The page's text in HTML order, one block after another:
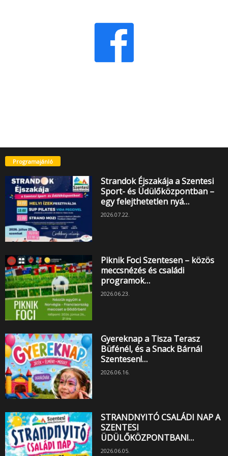
Programajánló
Strandok Éjszakája a Szentesi
Sport- és Üdülőközpontban –
egy felejthetetlen nyá…
2026.07.22.
Piknik Foci Szentesen – közös
meccsnézés és családi
programok…
2026.06.23.
Gyereknap a Tisza Terasz
Büfénél, és a Snack Bárnál
Szentesen!…
2026.06.16.
STRANDNYITÓ CSALÁDI NAP A
SZENTESI
ÜDÜLŐKÖZPONTBAN!…
2026.06.05.